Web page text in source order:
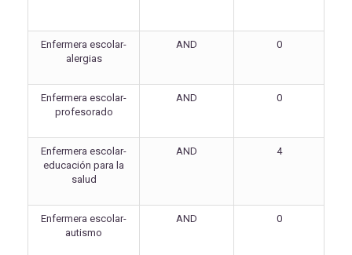
Enfermera escolar-
alergias
AND 0
Enfermera escolar-
profesorado
AND 0
Enfermera escolar-
educación para la
salud
AND 4
Enfermera escolar-
autismo
AND 0